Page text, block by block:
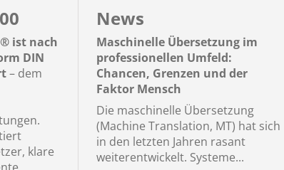
ist nach
DIN
– dem
klare
News
Maschinelle Übersetzung im
professionellen Umfeld:
Chancen, Grenzen und der
Faktor Mensch
Die maschinelle Übersetzung
(Machine Translation, MT) hat sich
in den letzten Jahren rasant
weiterentwickelt. Systeme...